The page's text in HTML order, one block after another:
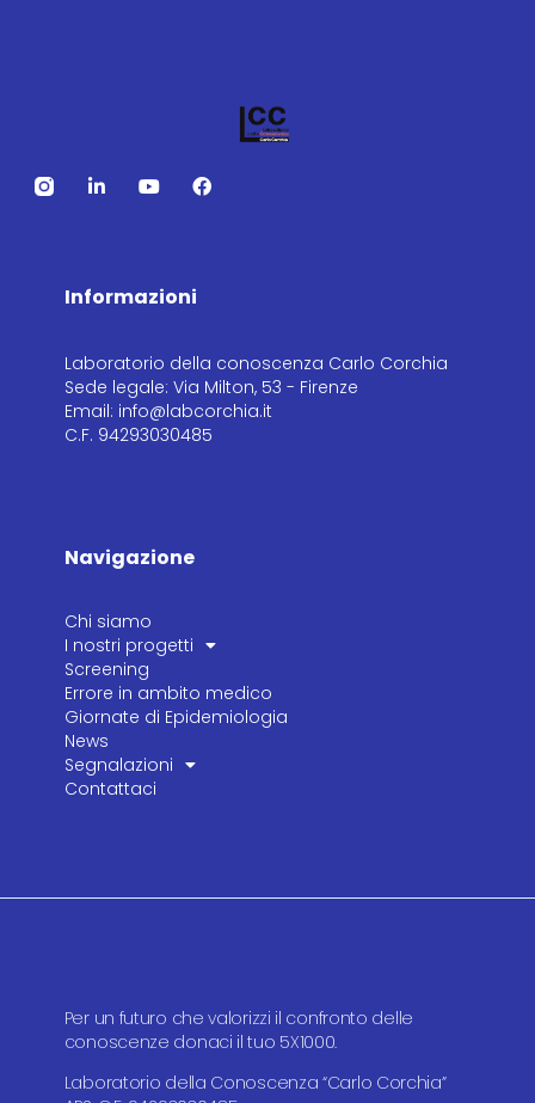
Informazioni
Laboratorio della conoscenza Carlo Corchia
Sede legale: Via Milton, 53 - Firenze
Email: info@labcorchia.it
C.F. 94293030485
Navigazione
Chi siamo
I nostri progetti
Screening
Errore in ambito medico
Giornate di Epidemiologia
News
Segnalazioni
Contattaci
Per un futuro che valorizzi il confronto delle
conoscenze donaci il tuo 5X1000.
Laboratorio della Conoscenza “Carlo Corchia”